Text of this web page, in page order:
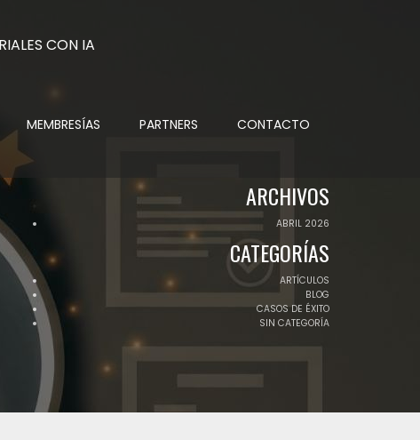
MEMBRESÍAS PARTNERS CONTACTO
ARCHIVOS
ABRIL 2026
CATEGORÍAS
ARTÍCULOS
BLOG
CASOS DE ÉXITO
SIN CATEGORÍA